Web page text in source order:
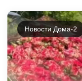
Новости Дома-2